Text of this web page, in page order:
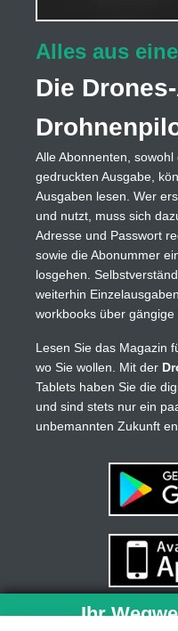
Alles aus
Die
Alle Abonnenten,
gedruckten Ausgabe,
Ausgaben lesen. Wer
und nutzt, muss sich
Adresse und Passwort
sowie die Abonummer
losgehen.
weiterhin
workbooks über gängige
Lesen Sie das Magazin
wo Sie wollen. Mit der
Tablets haben Sie die
und sind stets nur ein
unbemannten Zukunft
Ihr